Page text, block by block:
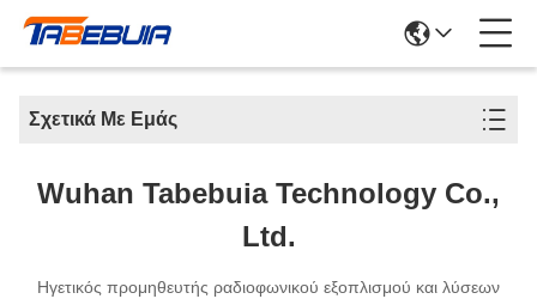
Σχετικά Με Εμάς
Wuhan Tabebuia Technology Co.,
Ltd.
Ηγετικός προμηθευτής ραδιοφωνικού εξοπλισμού και λύσεων